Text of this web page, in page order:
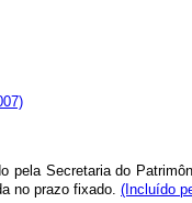
pela Secretaria do
no prazo fixado. (Incluído